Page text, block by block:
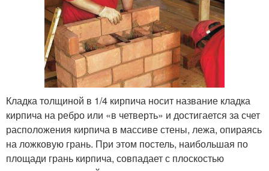
Кладка толщиной в 1/4 кирпича носит название кладка
кирпича на ребро или «в четверть» и достигается за счет
расположения кирпича в массиве стены, лежа, опираясь
на ложковую грань. При этом постель, наибольшая по
площади грань кирпича, совпадает с плоскостью